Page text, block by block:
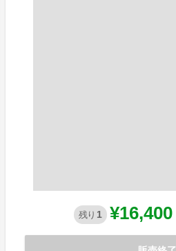
残り 1 ¥16,400